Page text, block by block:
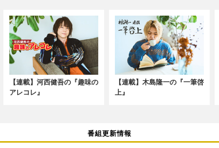
【連載】河西健吾の『趣味の
アレコレ』
【連載】木島隆一の『一筆啓
上』
番組更新情報